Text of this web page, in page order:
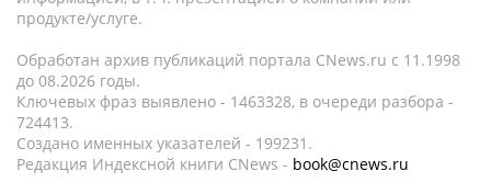
продукте/услуге.
Обработан архив публикаций портала CNews.ru c 11.1998
до 08.2026 годы.
Ключевых фраз выявлено - 1463328, в очереди разбора -
724413.
Создано именных указателей - 199231.
Редакция Индексной книги CNews - book@cnews.ru